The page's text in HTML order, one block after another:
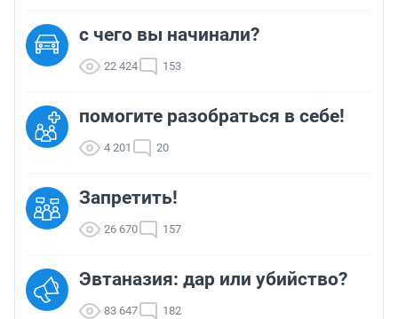
с чего вы начинали?
22 424 153
помогите разобраться в себе!
4 201 20
Запретить!
26 670 157
Эвтаназия: дар или убийство?
83 647 182